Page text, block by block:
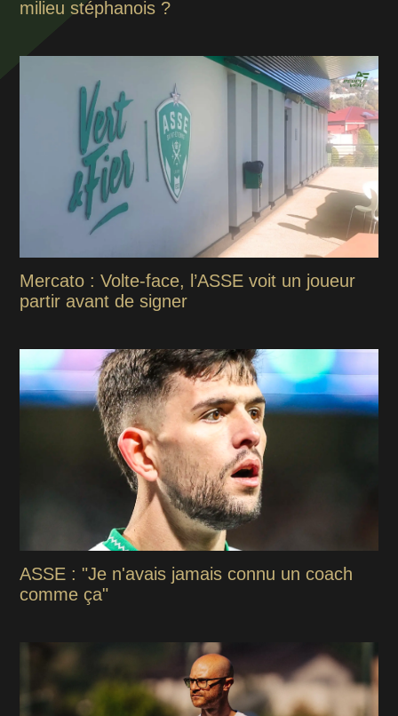
milieu stéphanois ?
Mercato : Volte-face, l’ASSE voit un joueur
partir avant de signer
ASSE : "Je n'avais jamais connu un coach
comme ça"